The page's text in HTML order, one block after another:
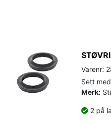
Varenr:
Sett
Merk:
2 på